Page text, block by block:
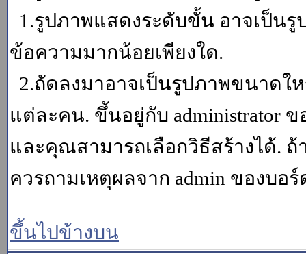
1.รูปภาพแสดงระดับขั้น อาจเป็น
ข้อความมากน้อยเพียงใด.
2.ถัดลงมาอาจเป็นรูปภาพขนาดใ
แต่ละคน. ขึ้นอยู่กับ administrator
และคุณสามารถเลือกวิธีสร้างได้.
ควรถามเหตุผลจาก admin ของบอ
ขึ้นไปข้างบน